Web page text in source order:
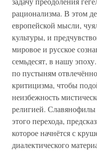
рационализма. В этом
европейской мысли,
культуры, и
мировое и русское
семьдесят, в нашу
по пустыням
критицизма, чтобы
неизбежность
религией. Славянофилы
этого перехода,
которое начнётся с
диалектического